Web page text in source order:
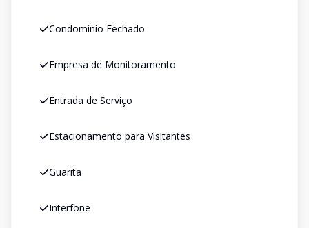
Condomínio Fechado
Empresa de Monitoramento
Entrada de Serviço
Estacionamento para Visitantes
Guarita
Interfone